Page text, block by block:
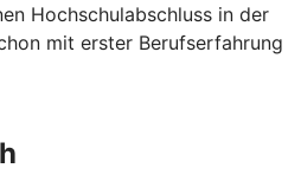
Hochschulabschluss in der
mit erster Berufserfahrung